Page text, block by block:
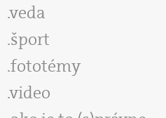
veda
šport
fototémy
video